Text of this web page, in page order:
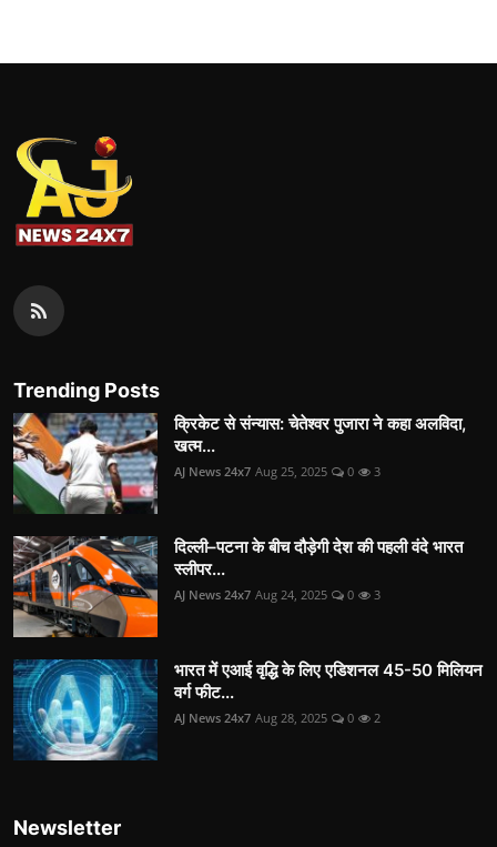
Trending Posts
क्रिकेट से संन्यास: चेतेश्वर पुजारा ने कहा अलविदा,
खत्म...
AJ News 24x7 Aug 25, 2025 0 3
दिल्ली–पटना के बीच दौड़ेगी देश की पहली वंदे भारत
स्लीपर...
AJ News 24x7 Aug 24, 2025 0 3
भारत में एआई वृद्धि के लिए एडिशनल 45-50 मिलियन
वर्ग फीट...
AJ News 24x7 Aug 28, 2025 0 2
Newsletter